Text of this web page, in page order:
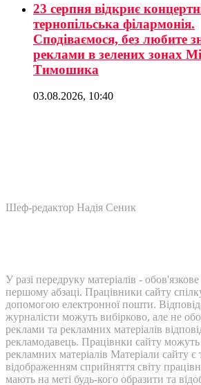
23 серпня відкриє
тернопільська філармонія.
Сподіваємося, без любите
реклами в зелених зонах
Тимошика
03.08.2026, 10:40
Шеф-редактор Надія Сеник
У разі передруку матеріалів -
першому абзаці. Працівники сайту
допомогою електронної пошти.
журналісти можуть вибірково, але не
реклами та рекламних матеріалів
рекламодавець. Працівнки сайту можуть
рекламних матеріалів Матеріали сайту
відображенням сприйняття світу
мають на меті будь-кого образити та